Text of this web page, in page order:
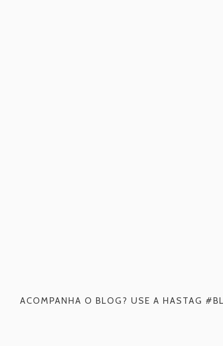
ACOMPANHA O BLOG? USE A HASTAG